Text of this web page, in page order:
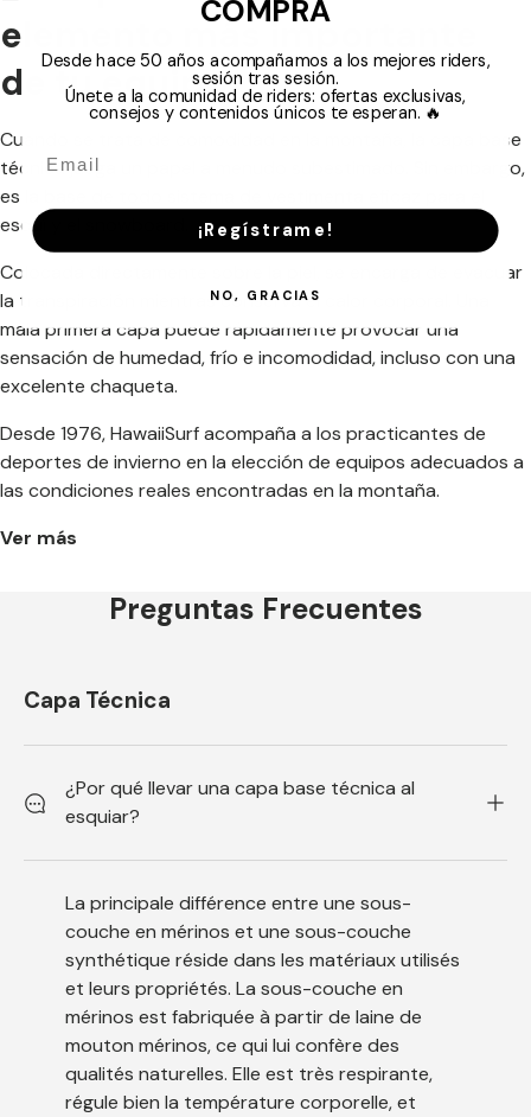
elemento más importante
de tu equipo
Cuando se trata de comodidad en la montaña, la capa base
técnica juega un papel a menudo subestimado. Sin embargo,
es la base de todo sistema de vestimenta eficaz para el
esquí y el snowboard.
Colocada directamente sobre la piel, se encarga de evacuar
la transpiración mientras conserva el calor corporal. Una
mala primera capa puede rápidamente provocar una
sensación de humedad, frío e incomodidad, incluso con una
excelente chaqueta.
Desde 1976, HawaiiSurf acompaña a los practicantes de
deportes de invierno en la elección de equipos adecuados a
las condiciones reales encontradas en la montaña.
Ver más
Preguntas Frecuentes
Capa Técnica
¿Por qué llevar una capa base técnica al
esquiar?
La principale différence entre une sous-
couche en mérinos et une sous-couche
synthétique réside dans les matériaux utilisés
et leurs propriétés. La sous-couche en
mérinos est fabriquée à partir de laine de
mouton mérinos, ce qui lui confère des
qualités naturelles. Elle est très respirante,
régule bien la température corporelle, et
COMPRA
Desde hace 50 años acompañamos a los mejores riders,
sesión tras sesión.
Únete a la comunidad de riders: ofertas exclusivas,
consejos y contenidos únicos te esperan. 🔥
¡Regístrame!
NO, GRACIAS